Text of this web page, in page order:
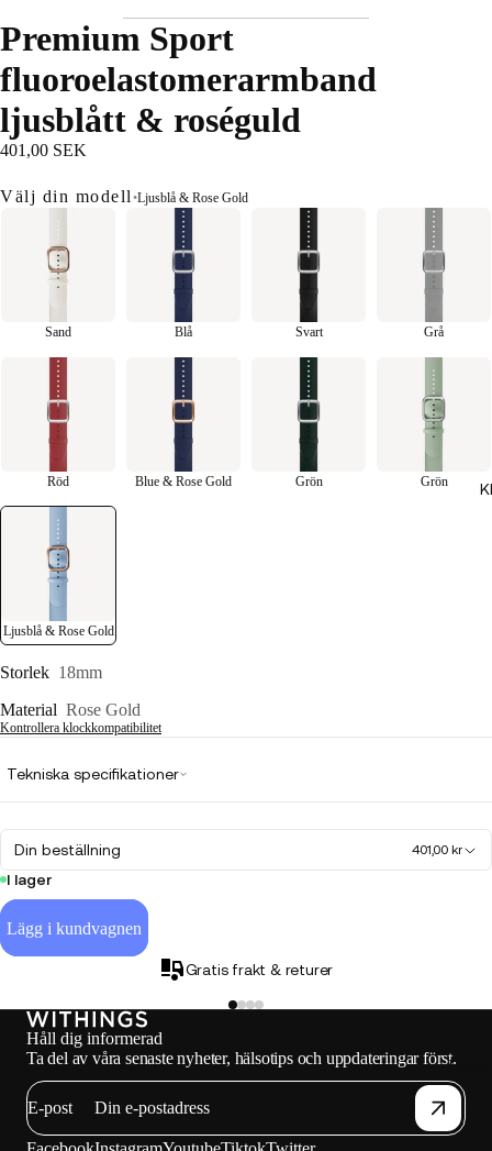
Premium Sport
fluoroelastomerarmband
ljusblått & roséguld
401,00 SEK
Välj din modell •Ljusblå & Rose Gold
Sand Blå Svart Grå
Röd Blue & Rose Gold Grön Grön
Ljusblå & Rose Gold
Storlek 18mm
Material Rose Gold
Kontrollera klockkompatibilitet
Tekniska specifikationer
Din beställning 401,00 kr
I lager
Lägg i kundvagnen
Gratis frakt & returer
Håll dig informerad
Ta del av våra senaste nyheter, hälsotips och uppdateringar först.
E-post